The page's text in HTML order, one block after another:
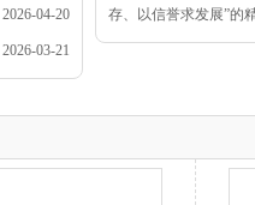
2026-04-20
2026-03-21
存、以信誉求发展”的